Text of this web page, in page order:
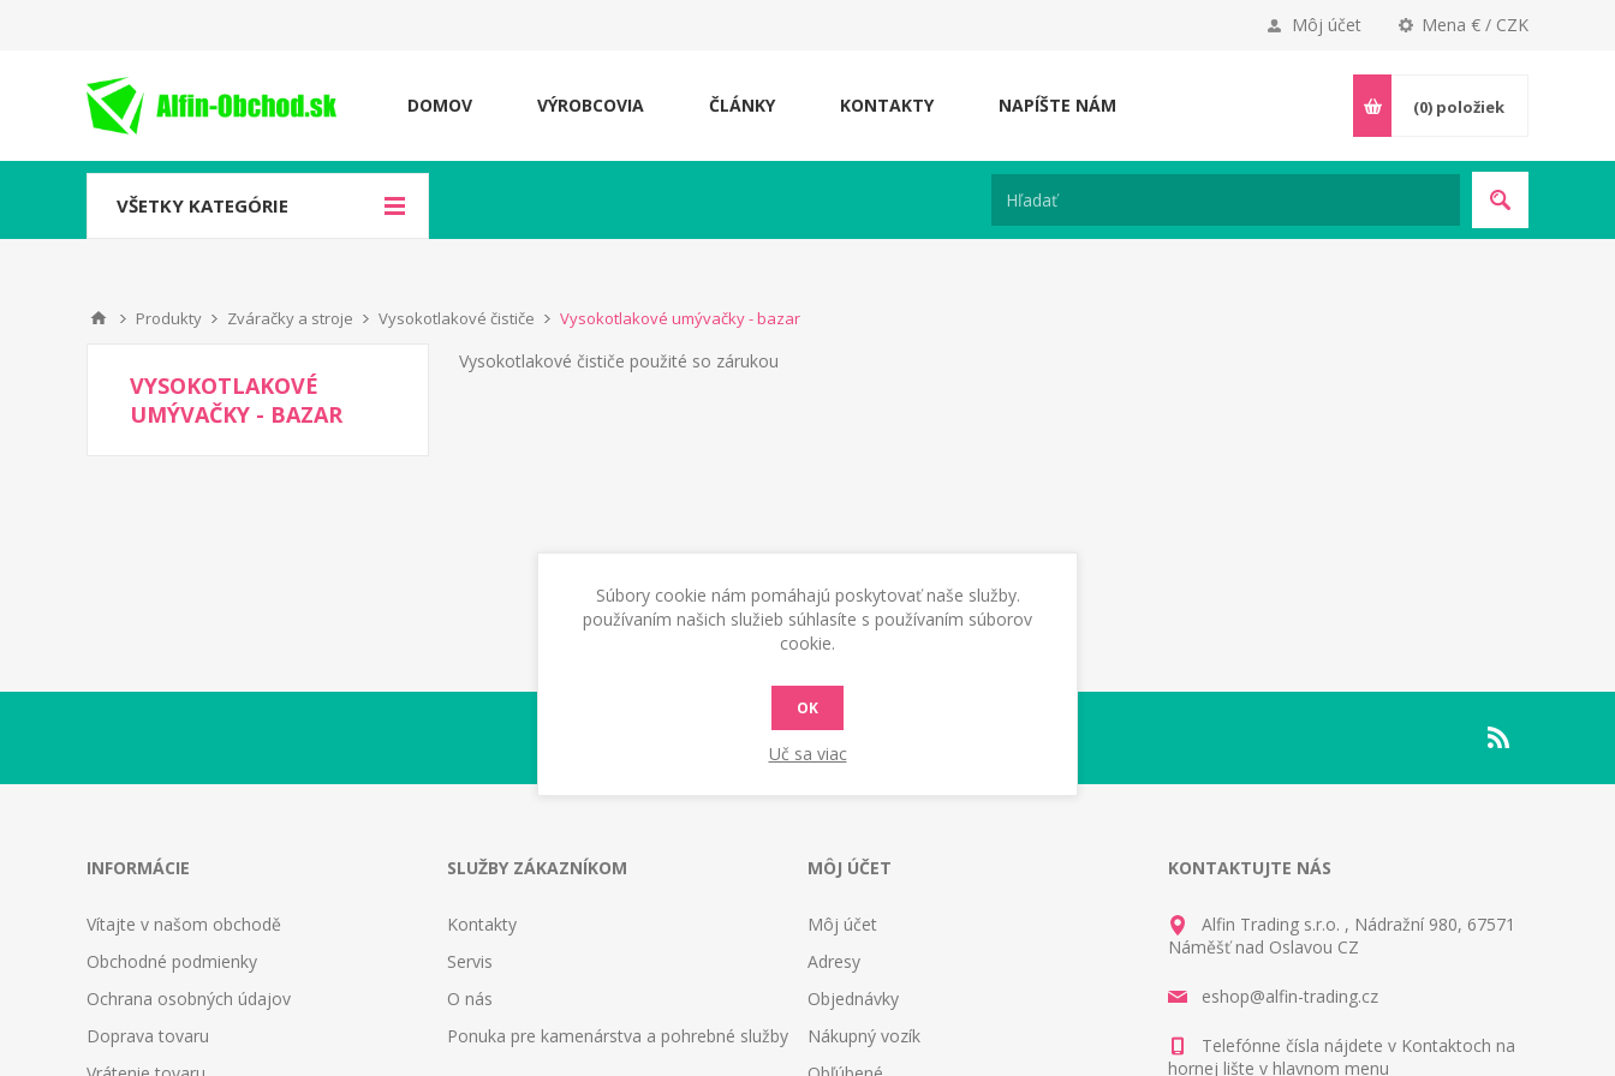
Mena € / CZK
Môj účet
DOMOV VÝROBCOVIA ČLÁNKY KONTAKTY NAPÍŠTE NÁM (0) položiek
VŠETKY KATEGÓRIE
Produkty Zváračky a stroje Vysokotlakové čističe Vysokotlakové umývačky - bazar
Vysokotlakové čističe použité so zárukou
VYSOKOTLAKOVÉ
UMÝVAČKY - BAZAR
INFORMÁCIE
Vítajte v našom obchodě
Obchodné podmienky
Ochrana osobných údajov
Doprava tovaru
SLUŽBY ZÁKAZNÍKOM
Kontakty
Servis
O nás
Ponuka pre kamenárstva a pohrebné služby
MÔJ ÚČET
Môj účet
Adresy
Objednávky
Nákupný vozík
KONTAKTUJTE NÁS
Alfin Trading s.r.o. , Nádražní 980, 67571
Náměšť nad Oslavou CZ
eshop@alfin-trading.cz
Telefónne čísla nájdete v Kontaktoch na
hornej lište v hlavnom menu
Súbory cookie nám pomáhajú poskytovať naše služby.
používaním našich služieb súhlasíte s používaním súborov
cookie.
OK
Uč sa viac